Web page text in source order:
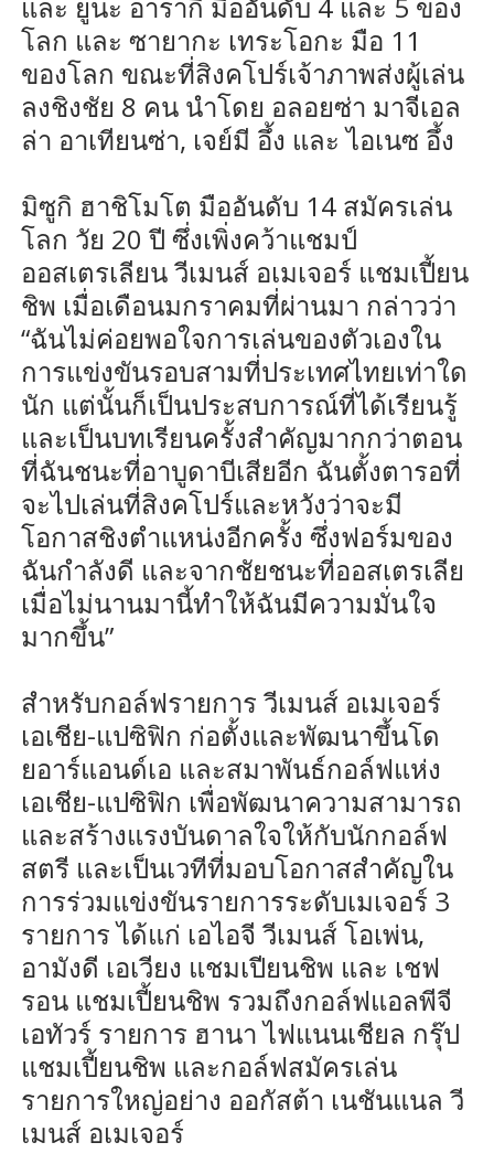
และ ยูนะ อารากิ มืออันดับ 4 และ 5 ของ
โลก และ ซายากะ เทระโอกะ มือ 11
ของโลก ขณะที่สิงคโปร์เจ้าภาพส่งผู้เล่น
ลงชิงชัย 8 คน นำโดย อลอยซ่า มาจีเอล
ล่า อาเทียนซ่า, เจย์มี อึ้ง และ ไอเนซ อึ้ง
มิซูกิ ฮาชิโมโต มืออันดับ 14 สมัครเล่น
โลก วัย 20 ปี ซึ่งเพิ่งคว้าแชมป์
ออสเตรเลียน วีเมนส์ อเมเจอร์ แชมเปี้ยน
ชิพ เมื่อเดือนมกราคมที่ผ่านมา กล่าวว่า
“ฉันไม่ค่อยพอใจการเล่นของตัวเองใน
การแข่งขันรอบสามที่ประเทศไทยเท่าใด
นัก แต่นั้นก็เป็นประสบการณ์ที่ได้เรียนรู้
และเป็นบทเรียนครั้งสำคัญมากกว่าตอน
ที่ฉันชนะที่อาบูดาบีเสียอีก ฉันตั้งตารอที่
จะไปเล่นที่สิงคโปร์และหวังว่าจะมี
โอกาสชิงตำแหน่งอีกครั้ง ซึ่งฟอร์มของ
ฉันกำลังดี และจากชัยชนะที่ออสเตรเลีย
เมื่อไม่นานมานี้ทำให้ฉันมีความมั่นใจ
มากขึ้น”
สำหรับกอล์ฟรายการ วีเมนส์ อเมเจอร์
เอเชีย-แปซิฟิก ก่อตั้งและพัฒนาขึ้นโด
ยอาร์แอนด์เอ และสมาพันธ์กอล์ฟแห่ง
เอเชีย-แปซิฟิก เพื่อพัฒนาความสามารถ
และสร้างแรงบันดาลใจให้กับนักกอล์ฟ
สตรี และเป็นเวทีที่มอบโอกาสสำคัญใน
การร่วมแข่งขันรายการระดับเมเจอร์ 3
รายการ ได้แก่ เอไอจี วีเมนส์ โอเพ่น,
อามังดี เอเวียง แชมเปียนชิพ และ เชฟ
รอน แชมเปี้ยนชิพ รวมถึงกอล์ฟแอลพีจี
เอทัวร์ รายการ ฮานา ไฟแนนเชียล กรุ๊ป
แชมเปี้ยนชิพ และกอล์ฟสมัครเล่น
รายการใหญ่อย่าง ออกัสต้า เนชันแนล วี
เมนส์ อเมเจอร์